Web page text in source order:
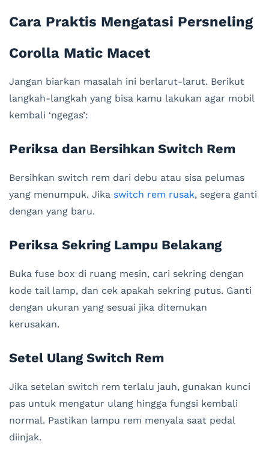
Cara Praktis Mengatasi Persneling
Corolla Matic Macet
Jangan biarkan masalah ini berlarut-larut. Berikut
langkah-langkah yang bisa kamu lakukan agar mobil
kembali ‘ngegas’:
Periksa dan Bersihkan Switch Rem
Bersihkan switch rem dari debu atau sisa pelumas
yang menumpuk. Jika switch rem rusak, segera ganti
dengan yang baru.
Periksa Sekring Lampu Belakang
Buka fuse box di ruang mesin, cari sekring dengan
kode tail lamp, dan cek apakah sekring putus. Ganti
dengan ukuran yang sesuai jika ditemukan
kerusakan.
Setel Ulang Switch Rem
Jika setelan switch rem terlalu jauh, gunakan kunci
pas untuk mengatur ulang hingga fungsi kembali
normal. Pastikan lampu rem menyala saat pedal
diinjak.